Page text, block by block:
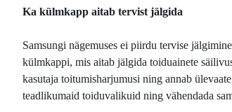
Ka külmkapp aitab tervist jälgida
Samsungi nägemuses ei piirdu tervise
külmkappi, mis aitab jälgida toiduainete
kasutaja toitumisharjumusi ning annab
teadlikumaid toiduvalikuid ning vähendada